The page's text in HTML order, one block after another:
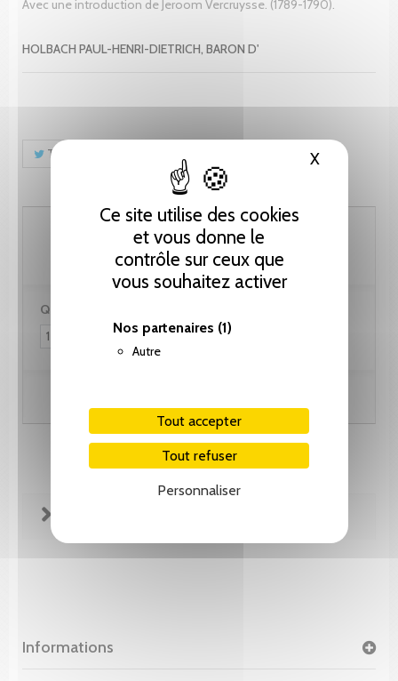
Ce site utilise des cookies
et vous donne le
contrôle sur ceux que
vous souhaitez activer
Nos partenaires (1)
Autre
Tout accepter
Tout refuser
Personnaliser
XMasquer
Avec une introduction de Jeroom Vercruysse. (1789-1790).
HOLBACH PAUL-HENRI-DIETRICH, BARON D'
Tweet
41.05 CHF
Quantité :
Informations